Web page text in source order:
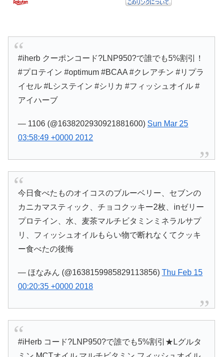
#iherb クーポンコード?LNP950?で誰でも5%割引！
#プロテイン #optimum #BCAA #クレアチン #リプラ
イセル #Lシステイン #シリカ #フィッシュオイル #
アイハーブ
— 1106 (@1638202930921881600) Sun Mar 25
03:58:49 +0000 2012
今日食べたものオイコスのブルーベリー、セブンの
カニカマスティック、チョコクッキー2枚、inゼリー
プロテイン、水、麦茶マルチビタミンミネラルサプ
リ、フィッシュオイルもらい物で断れなくてクッキ
ー食べたの後悔
— ほなみん (@1638159985829113856)Thu Feb 15
00:20:35 +0000 2018
#iHerb コード?LNP950?で誰でも5%割引★Lグルタ